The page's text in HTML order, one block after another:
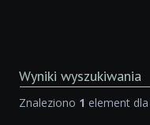
Wyniki wyszukiwania
Znaleziono 1 element